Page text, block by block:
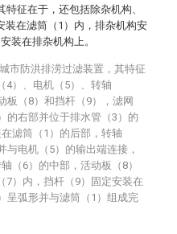
特征在于，还包括除杂机构、
装在滤筒（1）内，排杂机构安
装在排杂机构上。
市防洪排涝过滤装置，其特征
4）、电机（5）、转轴
板（8）和挡杆（9），滤网
的右部并位于排水管（3）的
滤筒（1）的后部，转轴
与电机（5）的输出端连接，
（6）的中部，活动板（8）
7）内，挡杆（9）固定安装在
呈弧形并与滤筒（1）组成完